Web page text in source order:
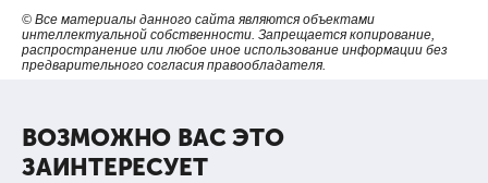
© Все материалы данного сайта являются объектами
интеллектуальной собственности. Запрещается копирование,
распространение или любое иное использование информации без
предварительного согласия правообладателя.
ВОЗМОЖНО ВАС ЭТО
ЗАИНТЕРЕСУЕТ